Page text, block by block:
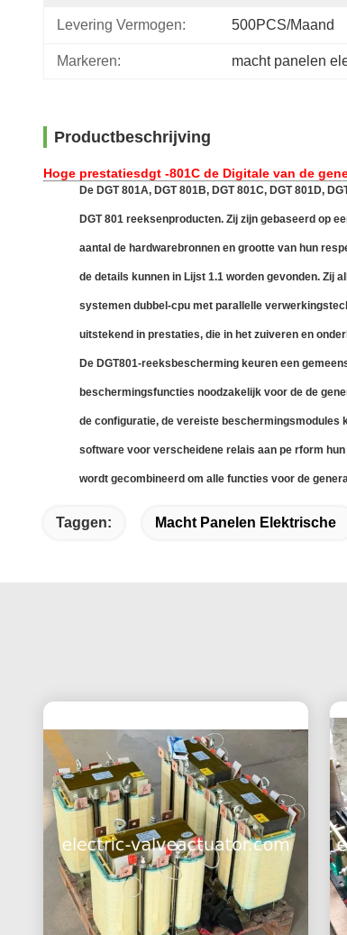
Levering Vermogen: 500PCS/maand
Markeren: macht panelen
Productbeschrijving
Hoge prestatiesdgt -801C de Digitale van de
De DGT 801A, DGT 801B, DGT 801C, DGT 801D,
DGT 801 reeksenproducten. Zij zijn gebaseerd op
aantal de hardwarebronnen en grootte van hun
de details kunnen in Lijst 1.1 worden gevonden. Zij
systemen dubbel-cpu met parallelle
uitstekend in prestaties, die in het zuiveren en
De DGT801-reeksbescherming keuren een
beschermingsfuncties noodzakelijk voor de de
de configuratie, de vereiste
software voor verscheidene relais aan pe rform
wordt gecombineerd om alle functies voor de
Taggen: Macht Panelen Elektrische